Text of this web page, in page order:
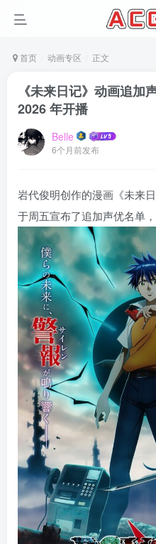
首页 动画专区 正文
《未来日记》动画追加
2026 年开播
Belle
6个月前发布
岩代俊明创作的漫画《未来
于周五宣布了追加声优名单